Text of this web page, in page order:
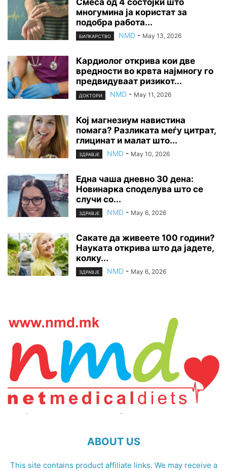
Смеса од 4 состојки што
многумина ја користат за
подобра работа...
БИЛКАРСТВО NMD - May 13, 2026
Кардиолог открива кои две
вредности во крвта најмногу го
предвидуваат ризикот...
ДОКТОРИ NMD - May 11, 2026
Кој магнезиум навистина
помага? Разликата меѓу цитрат,
глицинат и малат што...
ЗДРАВЈЕ NMD - May 10, 2026
Една чаша дневно 30 дена:
Новинарка споделува што се
случи со...
ЗДРАВЈЕ NMD - May 6, 2026
Сакате да живеете 100 години?
Науката открива што да јадете,
колку...
ЗДРАВЈЕ NMD - May 6, 2026
ABOUT US
This site contains product affiliate links. We may receive a